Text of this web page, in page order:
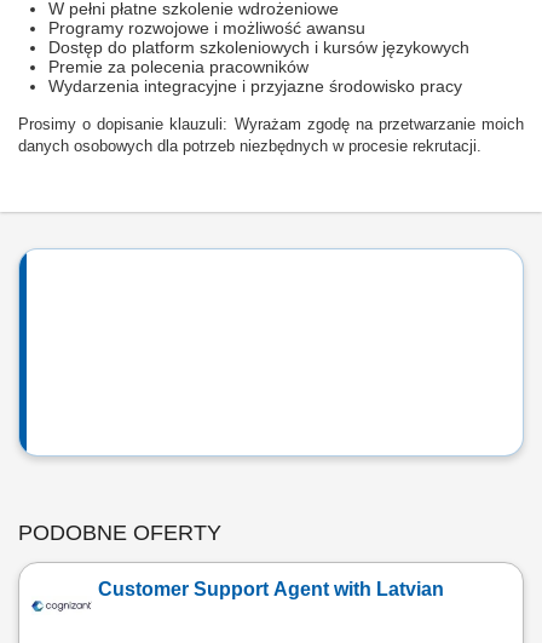
W pełni płatne szkolenie wdrożeniowe
Programy rozwojowe i możliwość awansu
Dostęp do platform szkoleniowych i kursów językowych
Premie za polecenia pracowników
Wydarzenia integracyjne i przyjazne środowisko pracy
Prosimy o dopisanie klauzuli: Wyrażam zgodę na przetwarzanie moich
danych osobowych dla potrzeb niezbędnych w procesie rekrutacji.
PODOBNE OFERTY
Customer Support Agent with Latvian